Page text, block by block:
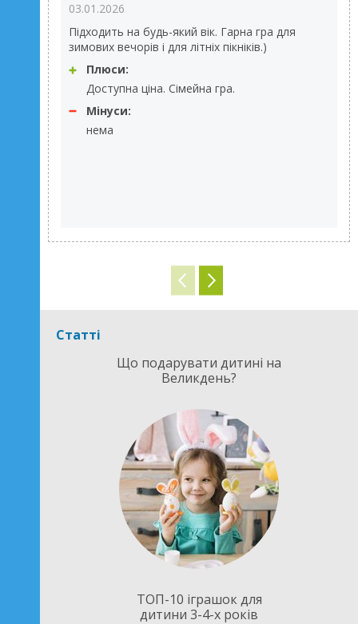
03.01.2026
Підходить на будь-який вік. Гарна гра для
зимових вечорів і для літніх пікніків.)
Плюси:
Доступна ціна. Сімейна гра.
Мінуси:
нема
Статті
Що подарувати дитині на
Великдень?
ТОП-10 іграшок для
дитини 3-4-х років